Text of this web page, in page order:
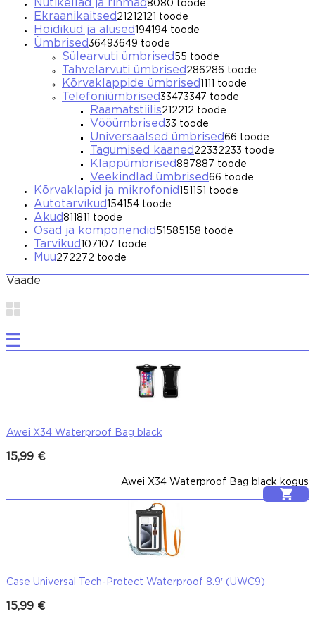
Nutikellad ja rihmad 8080 toode
Ekraanikaitsed 2121 2121 toode
Hoidikud ja alused 194 194 toode
Ümbrised36493649 toode
Sülearvuti ümbrised 55 toode
Tahvelarvuti ümbrised 286286 toode
Kõrvaklappide ümbrised 11 toode
Telefoniümbrised33473347 toode
Raamatstiilis212212 toode
Vööümbrised33 toode
Universaalsed ümbrised66 toode
Tagumised kaaned 22332233 toode
Klappümbrised 887887 toode
Veekindlad ümbrised66 toode
Kõrvaklapid ja mikrofonid 151 151 toode
Autotarvikud 154 154 toode
Akud 811 811 toode
Osad ja komponendid 51585158 toode
Tarvikud 107 107 toode
Muu272272 toode
Vaade
Awei X34 Waterproof Bag black
15,99 €
Awei X34 Waterproof Bag black kogus
Lisa korvi
Case Universal Tech-Protect Waterproof 8.9′ (UWC9)
15,99 €